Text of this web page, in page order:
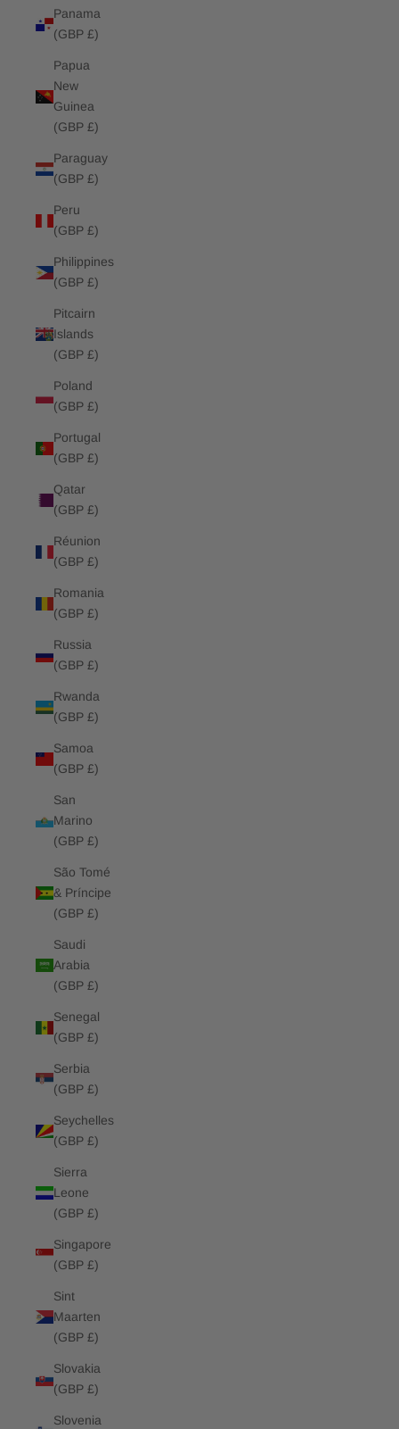
Panama
(GBP £)
Papua
New
Guinea
(GBP £)
Paraguay
(GBP £)
Peru
(GBP £)
Philippines
(GBP £)
Pitcairn
Islands
(GBP £)
Poland
(GBP £)
Portugal
(GBP £)
Qatar
(GBP £)
Réunion
(GBP £)
Romania
(GBP £)
Russia
(GBP £)
Rwanda
(GBP £)
Samoa
(GBP £)
San
Marino
(GBP £)
São Tomé
& Príncipe
(GBP £)
Saudi
Arabia
(GBP £)
Senegal
(GBP £)
Serbia
(GBP £)
Seychelles
(GBP £)
Sierra
Leone
(GBP £)
Singapore
(GBP £)
Sint
Maarten
(GBP £)
Slovakia
(GBP £)
Slovenia